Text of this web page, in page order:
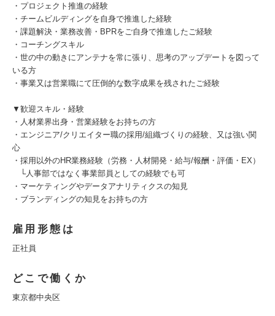
・プロジェクト推進の経験
・チームビルディングを自身で推進した経験
・課題解決・業務改善・BPRをご自身で推進したご経験
・コーチングスキル
・世の中の動きにアンテナを常に張り、思考のアップデートを図って
いる方
・事業又は営業職にて圧倒的な数字成果を残されたご経験
▼歓迎スキル・経験
・人材業界出身・営業経験をお持ちの方
・エンジニア/クリエイター職の採用/組織づくりの経験、又は強い関
心
・採用以外のHR業務経験（労務・人材開発・給与/報酬・評価・EX）
└人事部ではなく事業部員としての経験でも可
・マーケティングやデータアナリティクスの知見
・ブランディングの知見をお持ちの方
雇用形態は
正社員
どこで働くか
東京都中央区